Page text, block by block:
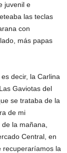
juvenil e
las teclas
con
más papas
decir, la Carlina
Gaviotas del
se trataba de la
de mi
la mañana,
Central, en
recuperaríamos la